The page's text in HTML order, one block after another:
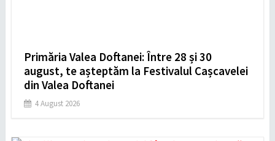
Primăria Valea Doftanei: Între 28 și 30
august, te așteptăm la Festivalul Cașcavelei
din Valea Doftanei
4 August 2026